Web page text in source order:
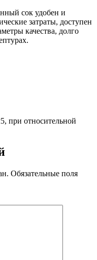
сок удобен и
затраты, доступен
качества, долго
при относительной
Обязательные поля